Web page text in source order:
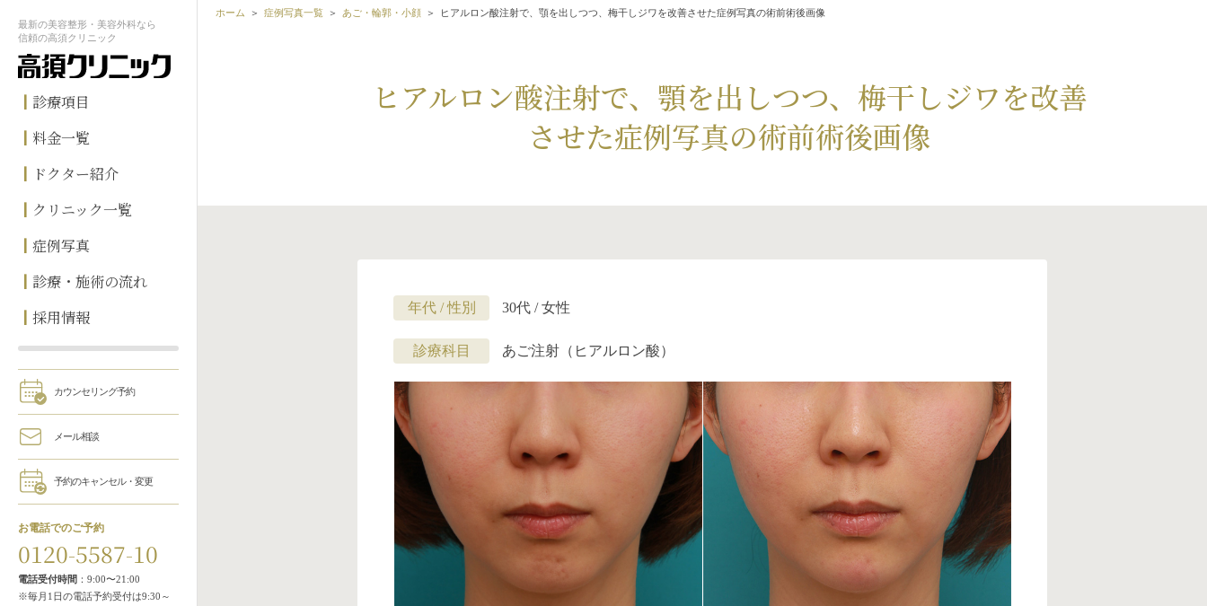
最新の美容整形・美容外科なら
信頼の高須クリニック
診療項目
料金一覧
ドクター紹介
クリニック一覧
症例写真
診療・施術の流れ
採用情報
カウンセリング予約
メール相談
予約のキャンセル・変更
お電話でのご予約
0120-5587-10
電話受付時間 ：9:00〜21:00
※毎月1日の電話予約受付は9:30～
ホーム 症例写真一覧 あご・輪郭・小顔 ヒアルロン酸注射で、顎を出しつつ、梅干しジワを改善させた症例写真の術前術後画像
ヒアルロン酸注射で、顎を出しつつ、梅干しジワを改善
させた症例写真の術前術後画像
年代 / 性別 30代 / 女性
診療科目 あご注射（ヒアルロン酸）